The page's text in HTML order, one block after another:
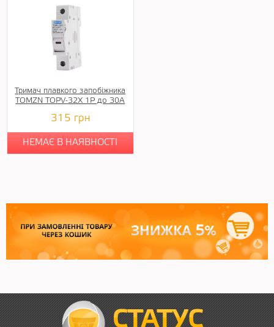
Тримач плавкого запобіжника
TOMZN TOPV-32X 1Р до 30А
315 грн
НЕМАЄ В НАЯВНОСТІ